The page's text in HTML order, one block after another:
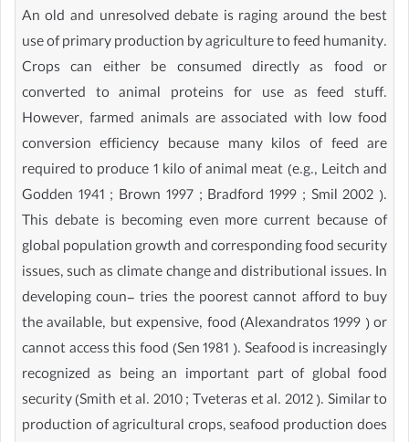
An old and unresolved debate is raging around the best
use of primary production by agriculture to feed humanity.
Crops can either be consumed directly as food or
converted to animal proteins for use as feed stuff.
However, farmed animals are associated with low food
conversion efficiency because many kilos of feed are
required to produce 1 kilo of animal meat (e.g., Leitch and
Godden 1941 ; Brown 1997 ; Bradford 1999 ; Smil 2002 ).
This debate is becoming even more current because of
global population growth and corresponding food security
issues, such as climate change and distributional issues. In
developing coun- tries the poorest cannot afford to buy
the available, but expensive, food (Alexandratos 1999 ) or
cannot access this food (Sen 1981 ). Seafood is increasingly
recognized as being an important part of global food
security (Smith et al. 2010 ; Tveteras et al. 2012 ). Similar to
production of agricultural crops, seafood production does